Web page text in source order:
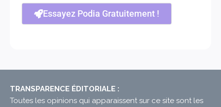
Essayez Podia Gratuitement !
TRANSPARENCE ÉDITORIALE :
Toutes les opinions qui apparaissent sur ce site sont les